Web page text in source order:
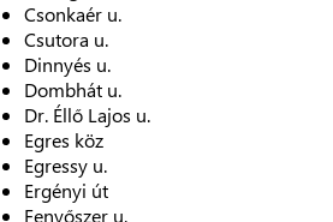
Csonkaér u.
Csutora u.
Dinnyés u.
Dombhát u.
Dr. Éllő Lajos u.
Egres köz
Egressy u.
Ergényi út
Fenyőszer u.